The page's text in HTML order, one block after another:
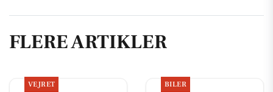
FLERE ARTIKLER
VEJRET BILER